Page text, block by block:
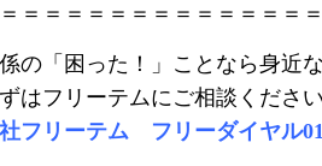
＝＝＝＝＝＝＝＝＝＝＝＝＝
の「困った！」ことなら身近
はフリーテムにご相談くださ
フリーテム フリーダイヤル